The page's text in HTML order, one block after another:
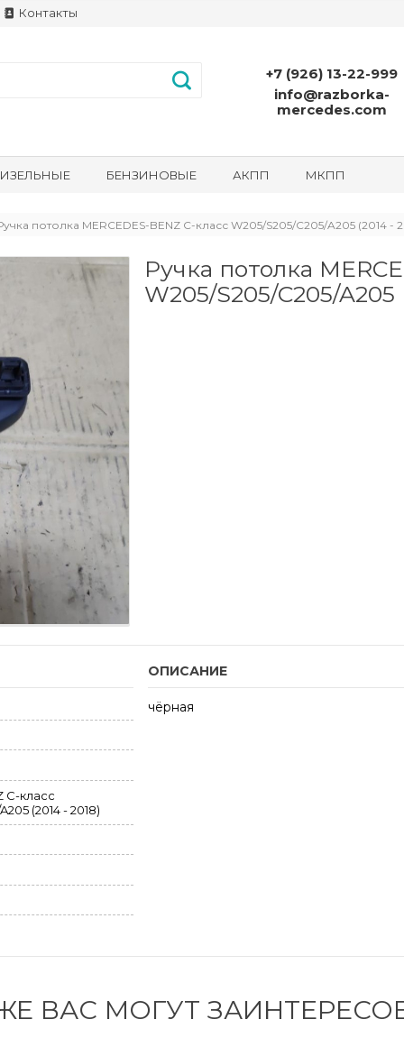
Контакты
+7 (926) 13-22-999
info@razborka-
mercedes.com
БЕНЗИНОВЫЕ АКПП МКПП
потолка MERCEDES-BENZ C-класс W205/S205/C205/A205 (2014 -
Ручка потолка
W205/S205/C205/A205
C-класс
(2014 - 2018)
ОПИСАНИЕ
чёрная
ВАС МОГУТ